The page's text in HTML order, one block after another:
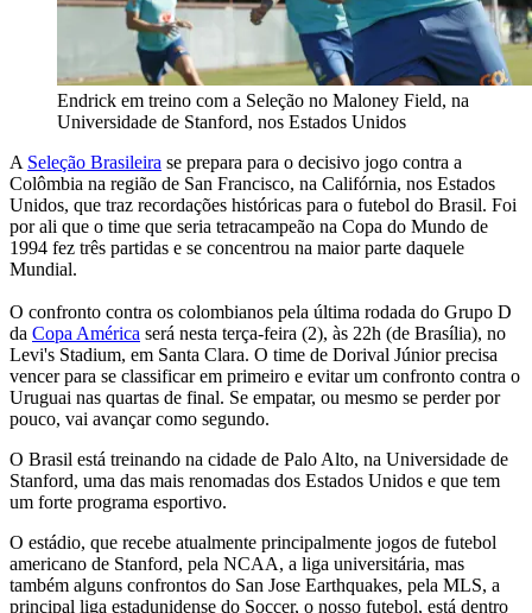
Endrick em treino com a Seleção no Maloney Field, na
Universidade de Stanford, nos Estados Unidos
A Seleção Brasileira se prepara para o decisivo jogo contra a
Colômbia na região de San Francisco, na Califórnia, nos Estados
Unidos, que traz recordações históricas para o futebol do Brasil. Foi
por ali que o time que seria tetracampeão na Copa do Mundo de
1994 fez três partidas e se concentrou na maior parte daquele
Mundial.
O confronto contra os colombianos pela última rodada do Grupo D
da Copa América será nesta terça-feira (2), às 22h (de Brasília), no
Levi's Stadium, em Santa Clara. O time de Dorival Júnior precisa
vencer para se classificar em primeiro e evitar um confronto contra o
Uruguai nas quartas de final. Se empatar, ou mesmo se perder por
pouco, vai avançar como segundo.
O Brasil está treinando na cidade de Palo Alto, na Universidade de
Stanford, uma das mais renomadas dos Estados Unidos e que tem
um forte programa esportivo.
O estádio, que recebe atualmente principalmente jogos de futebol
americano de Stanford, pela NCAA, a liga universitária, mas
também alguns confrontos do San Jose Earthquakes, pela MLS, a
principal liga estadunidense do Soccer, o nosso futebol, está dentro